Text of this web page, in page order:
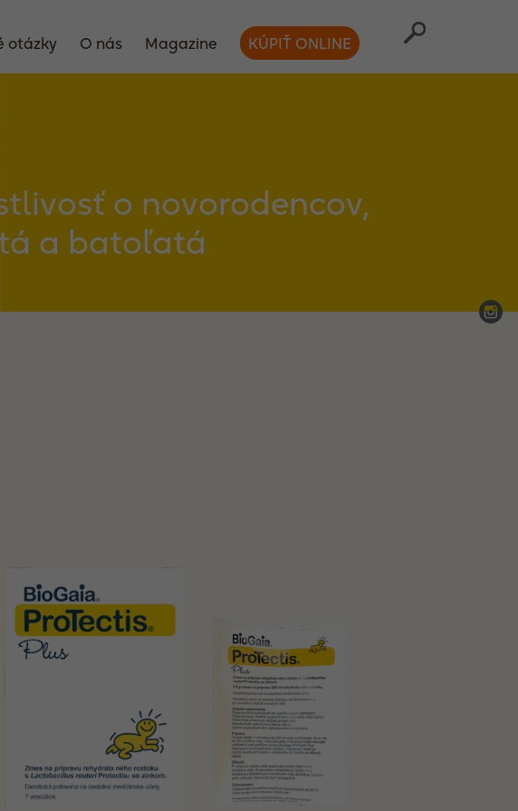
otázky O nás Magazine KÚPIŤ ONLINE
o novorodencov,
a batoľatá